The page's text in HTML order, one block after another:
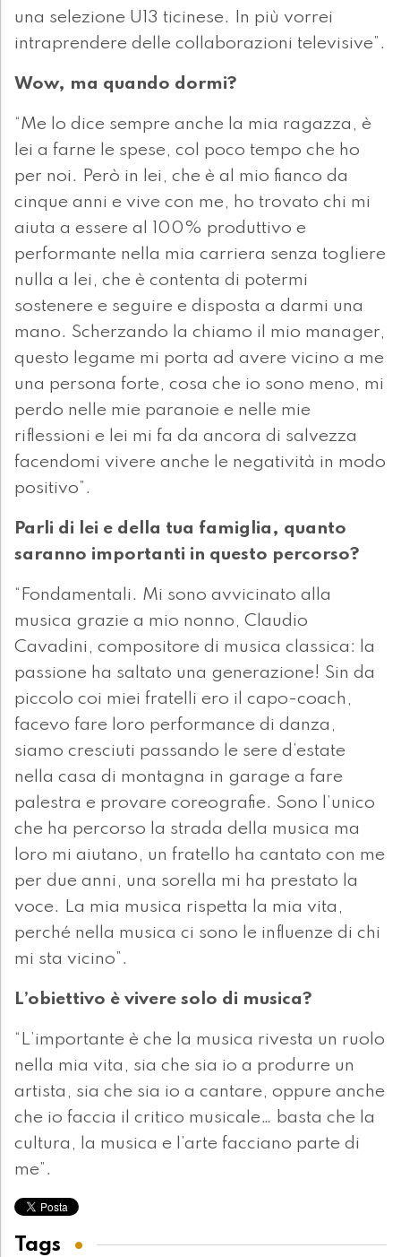
una selezione U13 ticinese. In più vorrei
intraprendere delle collaborazioni televisive”.
Wow, ma quando dormi?
“Me lo dice sempre anche la mia ragazza, è
lei a farne le spese, col poco tempo che ho
per noi. Però in lei, che è al mio fianco da
cinque anni e vive con me, ho trovato chi mi
aiuta a essere al 100% produttivo e
performante nella mia carriera senza togliere
nulla a lei, che è contenta di potermi
sostenere e seguire e disposta a darmi una
mano. Scherzando la chiamo il mio manager,
questo legame mi porta ad avere vicino a me
una persona forte, cosa che io sono meno, mi
perdo nelle mie paranoie e nelle mie
riflessioni e lei mi fa da ancora di salvezza
facendomi vivere anche le negatività in modo
positivo”.
Parli di lei e della tua famiglia, quanto
saranno importanti in questo percorso?
“Fondamentali. Mi sono avvicinato alla
musica grazie a mio nonno, Claudio
Cavadini, compositore di musica classica: la
passione ha saltato una generazione! Sin da
piccolo coi miei fratelli ero il capo-coach,
facevo fare loro performance di danza,
siamo cresciuti passando le sere d’estate
nella casa di montagna in garage a fare
palestra e provare coreografie. Sono l’unico
che ha percorso la strada della musica ma
loro mi aiutano, un fratello ha cantato con me
per due anni, una sorella mi ha prestato la
voce. La mia musica rispetta la mia vita,
perché nella musica ci sono le influenze di chi
mi sta vicino”.
L’obiettivo è vivere solo di musica?
“L’importante è che la musica rivesta un ruolo
nella mia vita, sia che sia io a produrre un
artista, sia che sia io a cantare, oppure anche
che io faccia il critico musicale… basta che la
cultura, la musica e l’arte facciano parte di
me”.
Tags